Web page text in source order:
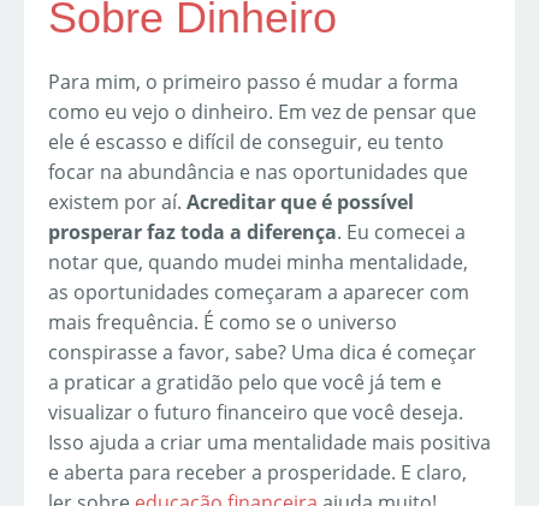
Sobre Dinheiro
Para mim, o primeiro passo é mudar a forma
como eu vejo o dinheiro. Em vez de pensar que
ele é escasso e difícil de conseguir, eu tento
focar na abundância e nas oportunidades que
existem por aí. Acreditar que é possível
prosperar faz toda a diferença. Eu comecei a
notar que, quando mudei minha mentalidade,
as oportunidades começaram a aparecer com
mais frequência. É como se o universo
conspirasse a favor, sabe? Uma dica é começar
a praticar a gratidão pelo que você já tem e
visualizar o futuro financeiro que você deseja.
Isso ajuda a criar uma mentalidade mais positiva
e aberta para receber a prosperidade. E claro,